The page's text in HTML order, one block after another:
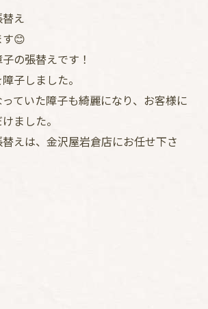
え
😊
の張替えです！
子しました。
ていた障子も綺麗になり、お客様に
ました。
えは、金沢屋岩倉店にお任せ下さ